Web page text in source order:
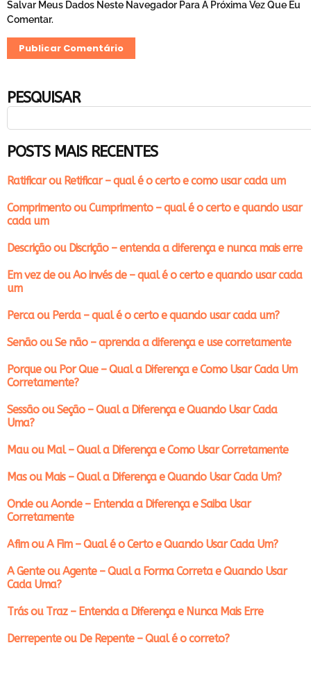
Salvar Meus Dados Neste Navegador Para A Próxima Vez Que Eu
Comentar.
PESQUISAR
POSTS MAIS RECENTES
Ratificar ou Retificar – qual é o certo e como usar cada um
Comprimento ou Cumprimento – qual é o certo e quando usar
cada um
Descrição ou Discrição – entenda a diferença e nunca mais erre
Em vez de ou Ao invés de – qual é o certo e quando usar cada
um
Perca ou Perda – qual é o certo e quando usar cada um?
Senão ou Se não – aprenda a diferença e use corretamente
Porque ou Por Que – Qual a Diferença e Como Usar Cada Um
Corretamente?
Sessão ou Seção – Qual a Diferença e Quando Usar Cada
Uma?
Mau ou Mal – Qual a Diferença e Como Usar Corretamente
Mas ou Mais – Qual a Diferença e Quando Usar Cada Um?
Onde ou Aonde – Entenda a Diferença e Saiba Usar
Corretamente
Afim ou A Fim – Qual é o Certo e Quando Usar Cada Um?
A Gente ou Agente – Qual a Forma Correta e Quando Usar
Cada Uma?
Trás ou Traz – Entenda a Diferença e Nunca Mais Erre
Derrepente ou De Repente – Qual é o correto?